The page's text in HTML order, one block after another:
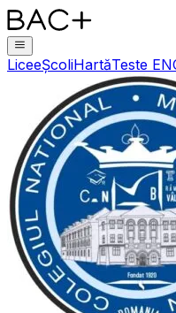
LiceeȘcoliHartăTeste EN